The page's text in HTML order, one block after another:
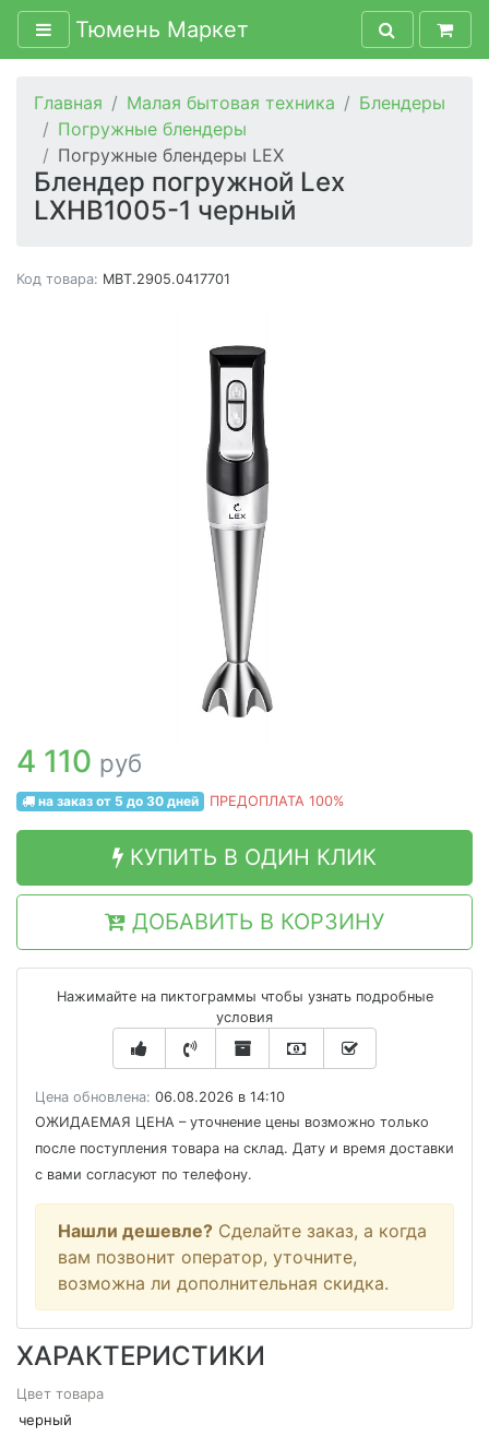
Тюмень Маркет
Главная Малая бытовая техника
Блендеры
Погружные блендеры
Погружные блендеры LEX
Блендер погружной Lex
LXHB1005-1 черный
Код товара: MBT.2905.0417701
4 110 руб
на заказ от 5 до 30 дней ПРЕДОПЛАТА 100%
КУПИТЬ В ОДИН КЛИК
ДОБАВИТЬ В КОРЗИНУ
Нажимайте на пиктограммы чтобы узнать подробные
условия
Цена обновлена: 06.08.2026 в 14:10
ОЖИДАЕМАЯ ЦЕНА – уточнение цены возможно только
после поступления товара на склад. Дату и время доставки
с вами согласуют по телефону.
Нашли дешевле? Сделайте заказ, а когда
вам позвонит оператор, уточните,
возможна ли дополнительная скидка.
ХАРАКТЕРИСТИКИ
Цвет товара
черный